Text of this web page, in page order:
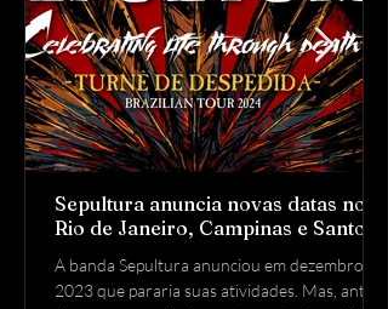
Sepultura anuncia novas datas no
Rio de Janeiro, Campinas e Santos
A banda Sepultura anunciou em dezembro de
2023 que pararia suas atividades. Mas, antes